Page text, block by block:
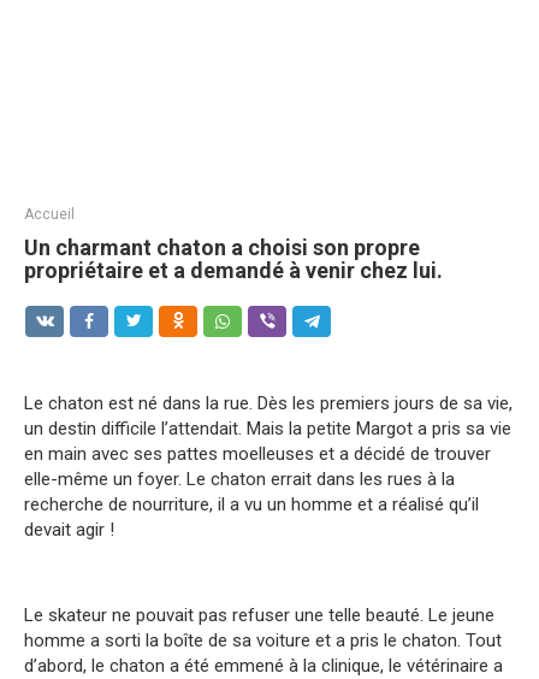
Accueil
Un charmant chaton a choisi son propre
propriétaire et a demandé à venir chez lui.
Le chaton est né dans la rue. Dès les premiers jours de sa vie,
un destin difficile l’attendait. Mais la petite Margot a pris sa vie
en main avec ses pattes moelleuses et a décidé de trouver
elle-même un foyer. Le chaton errait dans les rues à la
recherche de nourriture, il a vu un homme et a réalisé qu’il
devait agir !
Le skateur ne pouvait pas refuser une telle beauté. Le jeune
homme a sorti la boîte de sa voiture et a pris le chaton. Tout
d’abord, le chaton a été emmené à la clinique, le vétérinaire a